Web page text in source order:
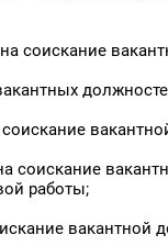
соискание
работы;
вакантной